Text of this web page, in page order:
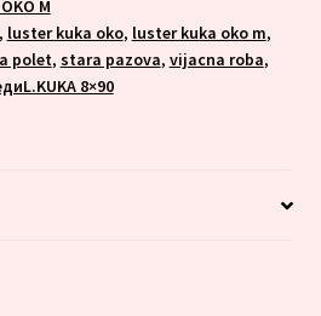
M
, luster kuka oko, luster kuka oko m,
polet, stara pazova, vijacna roba,
8×90